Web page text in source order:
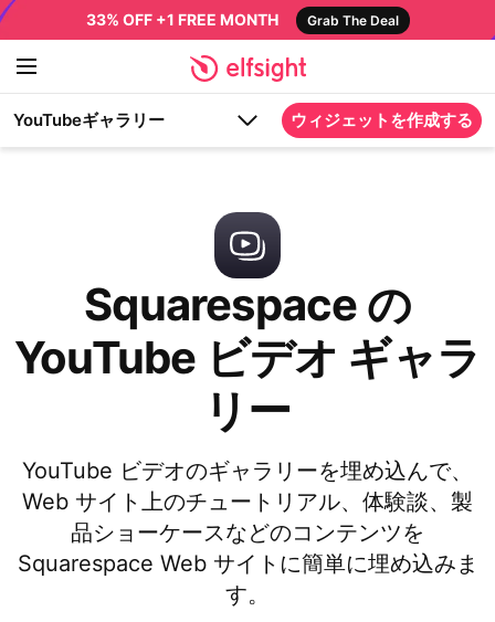
33% OFF +1 FREE MONTH Grab The Deal
YouTubeギャラリー ウィジェットを作成する
Squarespace の
YouTube ビデオ ギャラ
リー
YouTube ビデオのギャラリーを埋め込んで、
Web サイト上のチュートリアル、体験談、製
品ショーケースなどのコンテンツを
Squarespace Web サイトに簡単に埋め込みま
す。